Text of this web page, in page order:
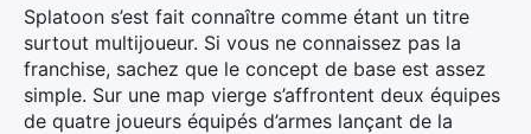
Splatoon s’est fait connaître comme étant un titre
surtout multijoueur. Si vous ne connaissez pas la
franchise, sachez que le concept de base est assez
simple. Sur une map vierge s’affrontent deux équipes
de quatre joueurs équipés d’armes lançant de la